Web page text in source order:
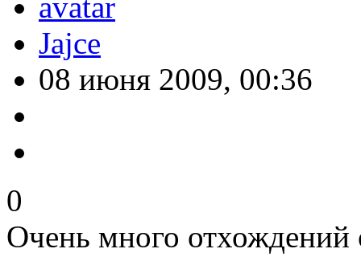
Jajce
08 июня 2009, 00:36
0
Очень много